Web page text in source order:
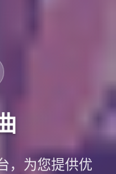
，为您提供优